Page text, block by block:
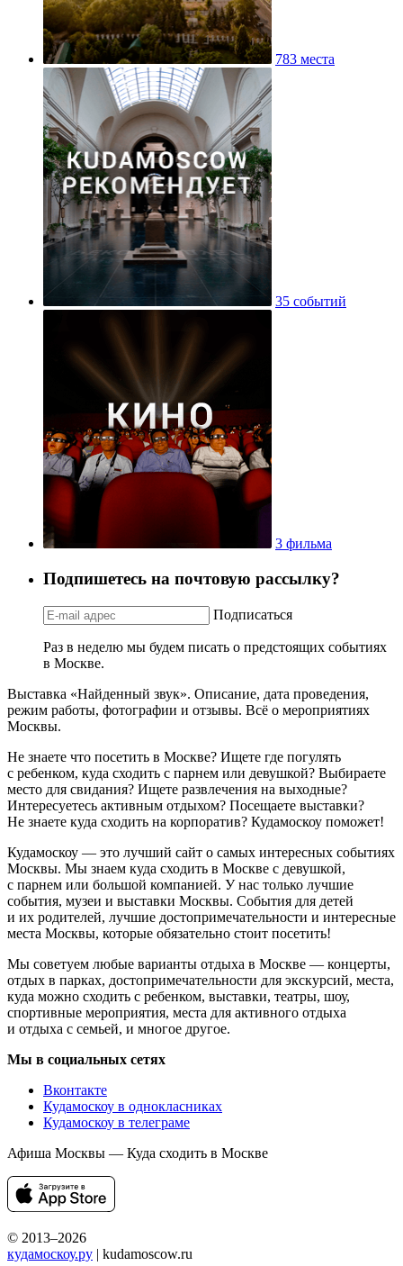
783 места
35 событий
3 фильма
Подпишетесь на почтовую рассылку?
Подписаться
Раз в неделю мы будем писать о предстоящих событиях
в Москве.
Выставка «Найденный звук». Описание, дата проведения,
режим работы, фотографии и отзывы. Всё о мероприятиях
Москвы.
Не знаете что посетить в Москве? Ищете где погулять
с ребенком, куда сходить с парнем или девушкой? Выбираете
место для свидания? Ищете развлечения на выходные?
Интересуетесь активным отдыхом? Посещаете выставки?
Не знаете куда сходить на корпоратив? Кудамоскоу поможет!
Кудамоскоу — это лучший сайт о самых интересных событиях
Москвы. Мы знаем куда сходить в Москве с девушкой,
с парнем или большой компанией. У нас только лучшие
события, музеи и выставки Москвы. События для детей
и их родителей, лучшие достопримечательности и интересные
места Москвы, которые обязательно стоит посетить!
Мы советуем любые варианты отдыха в Москве — концерты,
отдых в парках, достопримечательности для экскурсий, места,
куда можно сходить с ребенком, выставки, театры, шоу,
спортивные мероприятия, места для активного отдыха
и отдыха с семьей, и многое другое.
Мы в социальных сетях
Вконтакте
Кудамоскоу в однокласниках
Кудамоскоу в телеграме
Афиша Москвы — Куда сходить в Москве
© 2013–2026
кудамоскоу.ру | kudamoscow.ru